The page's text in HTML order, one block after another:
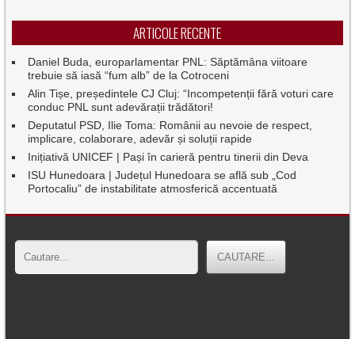
ARTICOLE RECENTE
Daniel Buda, europarlamentar PNL: Săptămâna viitoare
trebuie să iasă “fum alb” de la Cotroceni
Alin Tișe, președintele CJ Cluj: “Incompetenții fără voturi care
conduc PNL sunt adevărații trădători!
Deputatul PSD, Ilie Toma: Românii au nevoie de respect,
implicare, colaborare, adevăr și soluții rapide
Inițiativă UNICEF | Pași în carieră pentru tinerii din Deva
ISU Hunedoara | Județul Hunedoara se află sub „Cod
Portocaliu” de instabilitate atmosferică accentuată